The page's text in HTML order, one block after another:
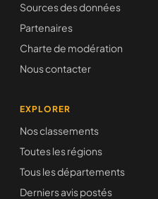
Sources des données
Partenaires
Charte de modération
Nous contacter
EXPLORER
Nos classements
Toutes les régions
Tous les départements
Derniers avis postés